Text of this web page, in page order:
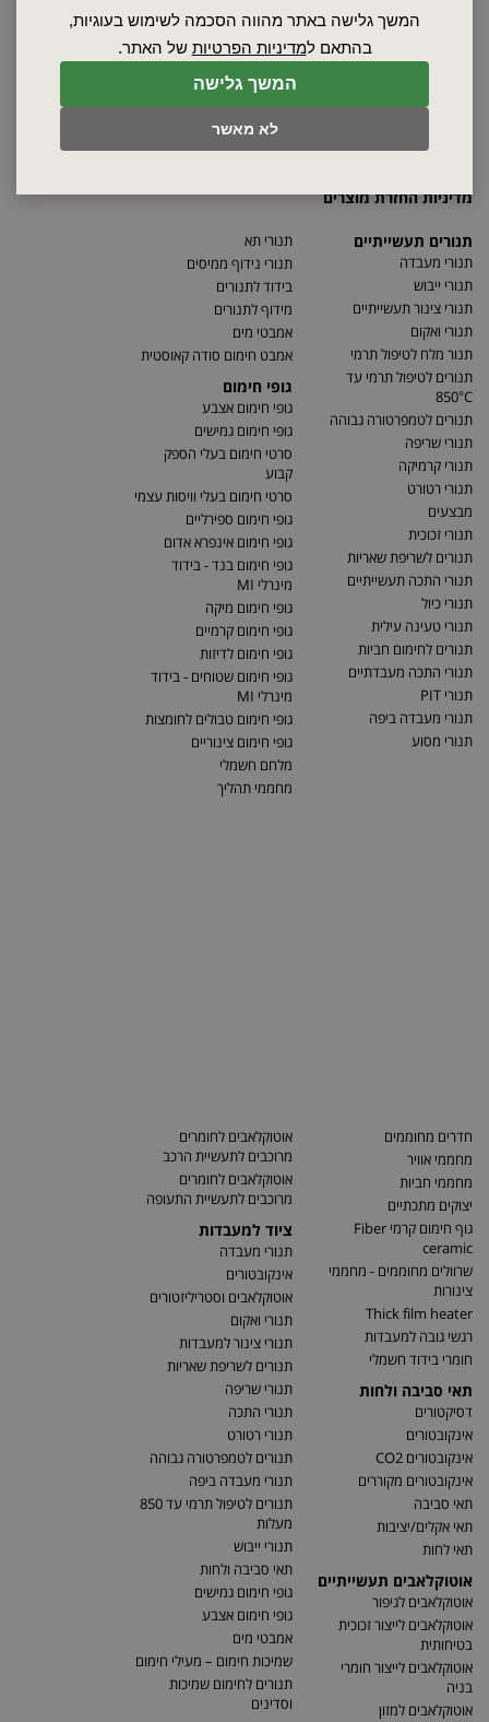
המשך גלישה
לא מאשר
המשך גלישה באתר מהווה הסכמה לשימוש בעוגיות,
בהתאם למדיניות הפרטיות של האתר.
מאמרים
מפת האתר
הצהרת נגישות
מדיניות החזרת מוצרים
תנורים תעשייתיים
תנורי מעבדה
תנורי ייבוש
תנורי צינור תעשייתיים
תנורי ואקום
תנור מלח לטיפול תרמי
תנורים לטיפול תרמי עד
850°C
תנורים לטמפרטורה גבוהה
תנורי שריפה
תנורי קרמיקה
תנורי רטורט
מבצעים
תנורי זכוכית
תנורים לשריפת שאריות
תנורי התכה תעשייתיים
תנורי כיול
תנורי טעינה עילית
תנורים לחימום חביות
תנורי התכה מעבדתיים
תנורי PIT
תנורי מעבדה ביפה
תנורי מסוע
תנורי תא
תנורי נידוף ממיסים
בידוד לתנורים
מידוף לתנורים
אמבטי מים
אמבט חימום סודה קאוסטית
גופי חימום
גופי חימום אצבע
גופי חימום גמישים
סרטי חימום בעלי הספק
קבוע
סרטי חימום בעלי וויסות עצמי
גופי חימום ספירליים
גופי חימום אינפרא אדום
גופי חימום בנד - בידוד
מינרלי MI
גופי חימום מיקה
גופי חימום קרמיים
גופי חימום לדיזות
גופי חימום שטוחים - בידוד
מינרלי MI
גופי חימום טבולים לחומצות
גופי חימום צינוריים
מלחם חשמלי
מחממי תהליך
חדרים מחוממים
מחממי אוויר
מחממי חביות
יצוקים מתכתיים
גוף חימום קרמי Fiber
ceramic
שרוולים מחוממים - מחממי
צינורות
Thick film heater
רגשי גובה למעבדות
חומרי בידוד חשמלי
תאי סביבה ולחות
דסיקטורים
אינקובטורים
אינקובטורים CO2
אינקובטורים מקוררים
תאי סביבה
תאי אקלים/יציבות
תאי לחות
אוטוקלאבים תעשייתיים
אוטוקלאבים לגיפור
אוטוקלאבים לייצור זכוכית
בטיחותית
אוטוקלאבים לייצור חומרי
בניה
אוטוקלאבים למזון
אוטוקלאבים לחומרים
מרוכבים לתעשיית הרכב
אוטוקלאבים לחומרים
מרוכבים לתעשיית התעופה
ציוד למעבדות
תנורי מעבדה
אינקובטורים
אוטוקלאבים וסטריליזטורים
תנורי ואקום
תנורי צינור למעבדות
תנורים לשריפת שאריות
תנורי שריפה
תנורי התכה
תנורי רטורט
תנורים לטמפרטורה גבוהה
תנורי מעבדה ביפה
תנורים לטיפול תרמי עד 850
מעלות
תנורי ייבוש
תאי סביבה ולחות
גופי חימום גמישים
גופי חימום אצבע
אמבטי מים
שמיכות חימום – מעילי חימום
תנורים לחימום שמיכות
וסדינים